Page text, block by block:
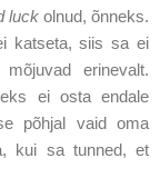
luckolnud, õnneks.
katseta, siis sa ei
erinevalt.
ei osta endale
põhjal vaid oma
kui sa tunned, et